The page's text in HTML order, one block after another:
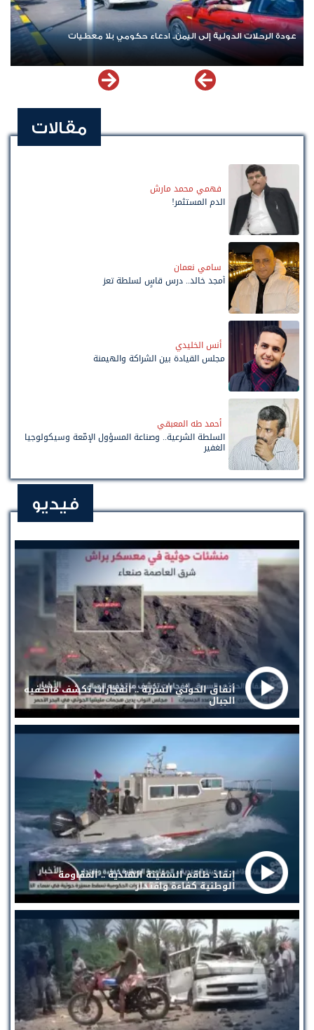
عودة الرحلات الدولية إلى اليمن.. ادعاء حكومي بلا معطيات
مقالات
فهمي محمد مارش
الدم المستثمر!
سامي نعمان
أمجد خالد.. درس قاسٍ لسلطة تعز
أنس الخليدي
مجلس القيادة بين الشراكة والهيمنة
أحمد طه المعبقي
السلطة الشرعية.. وصناعة المسؤول الإمّعة وسيكولوجيا
الغفير
فيديو
أنفاق الحوثي السرية .. انفجارات تكشف ماتخفيه
الجبال
إنقاذ طاقم السفينة الهندية .. المقاومة
الوطنية كفاءة واقتدار